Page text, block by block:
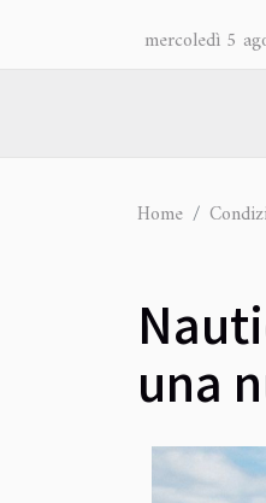
mercoledì 5
Home
una